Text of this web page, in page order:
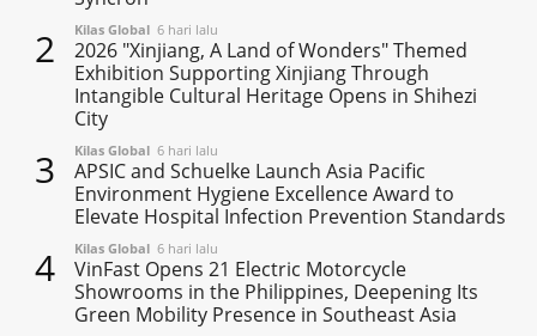
2 Kilas Global 6 hari lalu
2026 "Xinjiang, A Land of Wonders" Themed
Exhibition Supporting Xinjiang Through
Intangible Cultural Heritage Opens in Shihezi
City
3 Kilas Global 6 hari lalu
APSIC and Schuelke Launch Asia Pacific
Environment Hygiene Excellence Award to
Elevate Hospital Infection Prevention Standards
4 Kilas Global 6 hari lalu
VinFast Opens 21 Electric Motorcycle
Showrooms in the Philippines, Deepening Its
Green Mobility Presence in Southeast Asia